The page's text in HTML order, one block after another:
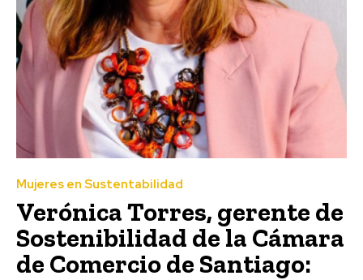
Mujeres en Sustentabilidad
Verónica Torres, gerente de
Sostenibilidad de la Cámara
de Comercio de Santiago: